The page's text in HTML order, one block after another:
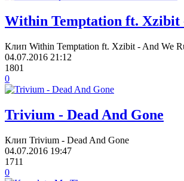
Within Temptation ft. Xzibit
Клип Within Temptation ft. Xzibit - And We
04.07.2016 21:12
1801
0
Trivium - Dead And Gone
Клип Trivium - Dead And Gone
04.07.2016 19:47
1711
0